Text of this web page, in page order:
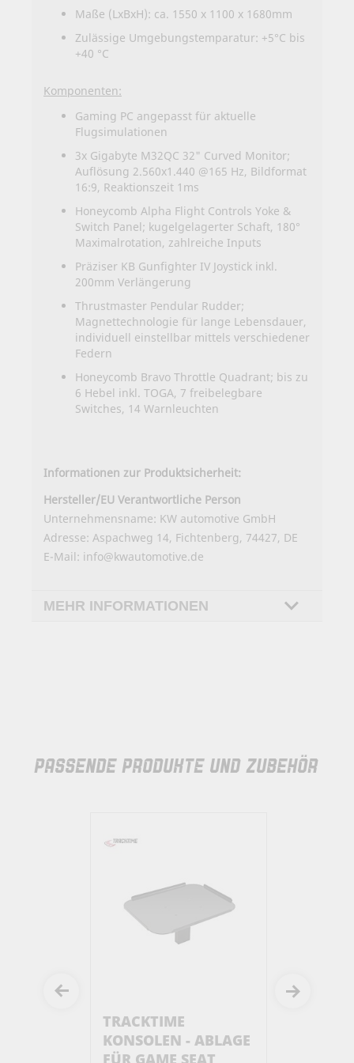
Maße (LxBxH): ca. 1550 x 1100 x 1680mm
Zulässige Umgebungstemparatur: +5°C bis
+40 °C
Komponenten:
Gaming PC angepasst für aktuelle
Flugsimulationen
3x Gigabyte M32QC 32" Curved Monitor;
Auflösung 2.560x1.440 @165 Hz, Bildformat
16:9, Reaktionszeit 1ms
Honeycomb Alpha Flight Controls Yoke &
Switch Panel; kugelgelagerter Schaft, 180°
Maximalrotation, zahlreiche Inputs
Präziser KB Gunfighter IV Joystick inkl.
200mm Verlängerung
Thrustmaster Pendular Rudder;
Magnettechnologie für lange Lebensdauer,
individuell einstellbar mittels verschiedener
Federn
Honeycomb Bravo Throttle Quadrant; bis zu
6 Hebel inkl. TOGA, 7 freibelegbare
Switches, 14 Warnleuchten
Informationen zur Produktsicherheit:
Hersteller/EU Verantwortliche Person
Unternehmensname: KW automotive GmbH
Adresse: Aspachweg 14, Fichtenberg, 74427, DE
E-Mail: info@kwautomotive.de
MEHR INFORMATIONEN
PASSENDE PRODUKTE UND ZUBEHÖR
TRACKTIME
SCHALTKNAUF